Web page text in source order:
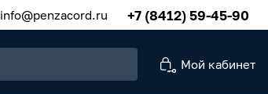
info@penzacord.ru +7 (8412) 59-45-90
Мой кабинет